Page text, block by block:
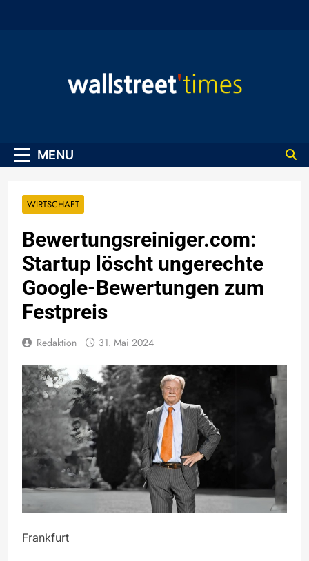
MENU
WIRTSCHAFT
Bewertungsreiniger.com:
Startup löscht ungerechte
Google-Bewertungen zum
Festpreis
Redaktion 31. Mai 2024
Frankfurt